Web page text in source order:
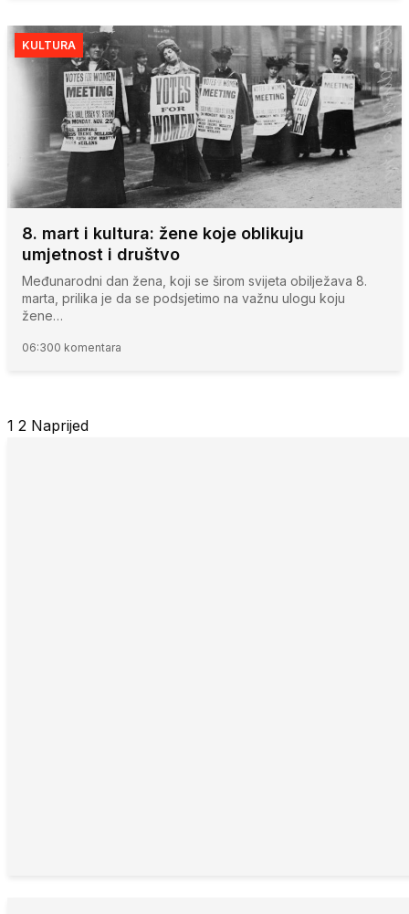
KULTURA
8. mart i kultura: žene koje oblikuju
umjetnost i društvo
Međunarodni dan žena, koji se širom svijeta obilježava 8.
marta, prilika je da se podsjetimo na važnu ulogu koju
žene…
06:300 komentara
Posts
1 2 Naprijed